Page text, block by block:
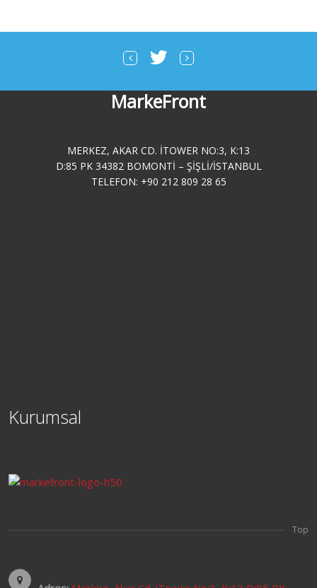
MarkeFront
MERKEZ, AKAR CD. ITOWER NO:3, K:13
D:85 PK 34382 BOMONTI – ŞIŞLI/İSTANBUL
TELEFON: +90 212 809 28 65
Kurumsal
Top